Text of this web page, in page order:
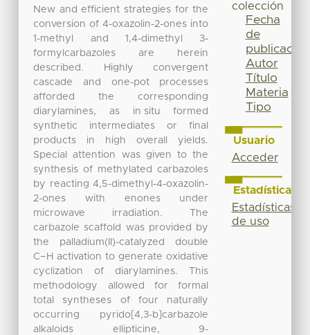
New and efficient strategies for the
conversion of 4-oxazolin-2-ones into
1-methyl and 1,4-dimethyl 3-
formylcarbazoles are herein
described. Highly convergent
cascade and one-pot processes
afforded the corresponding
diarylamines, as in situ formed
synthetic intermediates or final
products in high overall yields.
Special attention was given to the
synthesis of methylated carbazoles
by reacting 4,5-dimethyl-4-oxazolin-
2-ones with enones under
microwave irradiation. The
carbazole scaffold was provided by
the palladium(II)-catalyzed double
C−H activation to generate oxidative
cyclization of diarylamines. This
methodology allowed for formal
total syntheses of four naturally
occurring pyrido[4,3-b]carbazole
alkaloids ellipticine, 9-
colección
Fecha
de
publicación
Autor
Título
Materia
Tipo
Usuario
Acceder
Estadísticas
Estadísticas
de uso